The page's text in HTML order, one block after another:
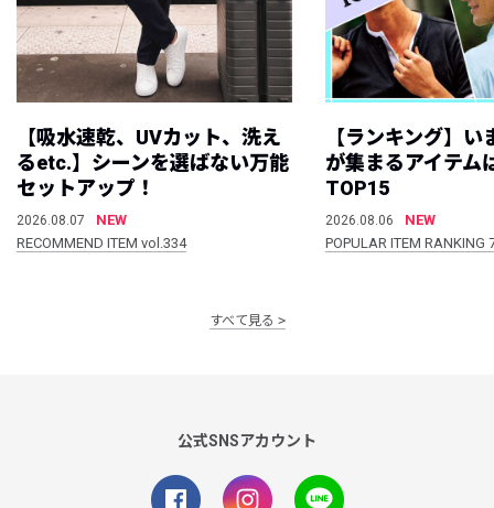
【吸水速乾、UVカット、洗え
るetc.】シーンを選ばない万能
セットアップ！
2026.08.07
NEW
RECOMMEND ITEM vol.334
【ランキング】
が集まるアイテム
TOP15
2026.08.06
NEW
POPULAR ITEM
すべて見る
公式SNSアカウント